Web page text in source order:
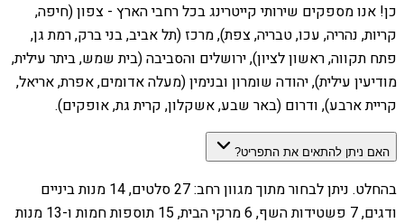
כן! אנו מספקים שירותי קייטרינג בכל רחבי הארץ - צפון (חיפה,
קריות, נהריה, עכו, טבריה, צפת), מרכז (תל אביב, בני ברק, רמת גן,
פתח תקווה, ראשון לציון), ירושלים והסביבה (בית שמש, ביתר עילית,
מודיעין עילית), יהודה שומרון ובנימין (מעלה אדומים, אפרת, אריאל,
קריית ארבע), ודרום (באר שבע, אשקלון, קרית גת, אופקים).
האם ניתן להתאים את התפריט?
בהחלט. ניתן לבחור מתוך מגוון רחב: 27 סלטים, 14 מנות ביניים
ודגים, 7 פשטידות השף, 6 מרקי הבית, 15 תוספות חמות ו-13 מנות